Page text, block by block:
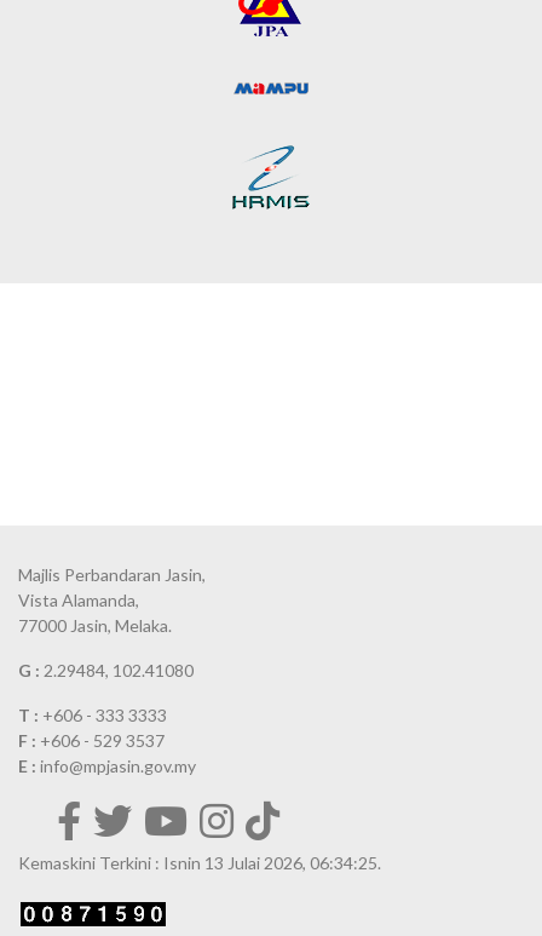
Majlis Perbandaran Jasin,
Vista Alamanda,
77000 Jasin, Melaka.
G : 2.29484, 102.41080
T : +606 - 333 3333
F : +606 - 529 3537
E : info@mpjasin.gov.my
Kemaskini Terkini : Isnin 13 Julai 2026, 06:34:25.